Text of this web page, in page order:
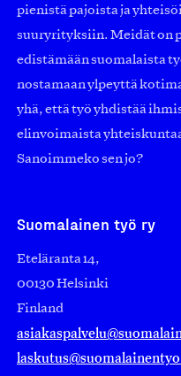
pienistä pajoista ja
suuryrityksiin. Meidät on
edistämään suomalaista
nostamaan ylpeyttä
yhä, että työ yhdistää
elinvoimaista
Sanoimmeko sen jo?
Suomalainen työ ry
Eteläranta 14,
00130 Helsinki
Finland